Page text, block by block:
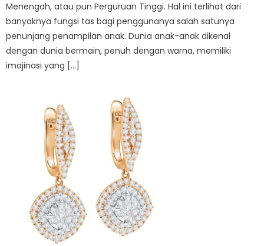
Menengah, atau pun Perguruan Tinggi. Hal ini terlihat dari
banyaknya fungsi tas bagi penggunanya salah satunya
penunjang penampilan anak. Dunia anak-anak dikenal
dengan dunia bermain, penuh dengan warna, memiliki
imajinasi yang […]